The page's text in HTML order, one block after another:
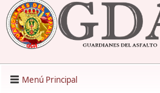
Menú Principal